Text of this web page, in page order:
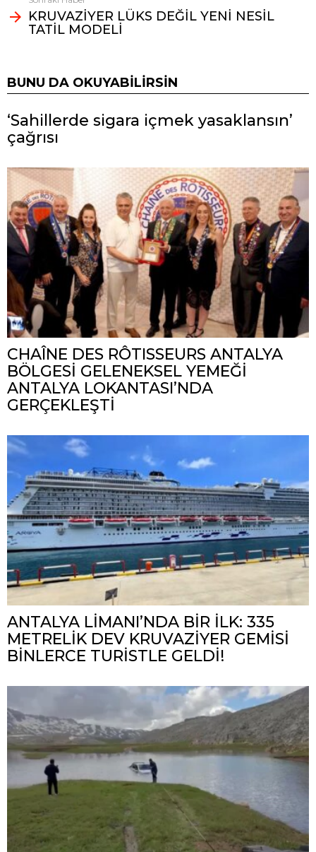
KRUVAZİYER LÜKS DEĞİL YENİ NESİL
TATİL MODELİ
BUNU DA OKUYABILIRSIN
‘Sahillerde sigara içmek yasaklansın’
çağrısı
CHAÎNE DES RÔTISSEURS ANTALYA
BÖLGESİ GELENEKSEL YEMEĞİ
ANTALYA LOKANTASI’NDA
GERÇEKLEŞTİ
ANTALYA LİMANI’NDA BİR İLK: 335
METRELİK DEV KRUVAZİYER GEMİSİ
BİNLERCE TURİSTLE GELDİ!